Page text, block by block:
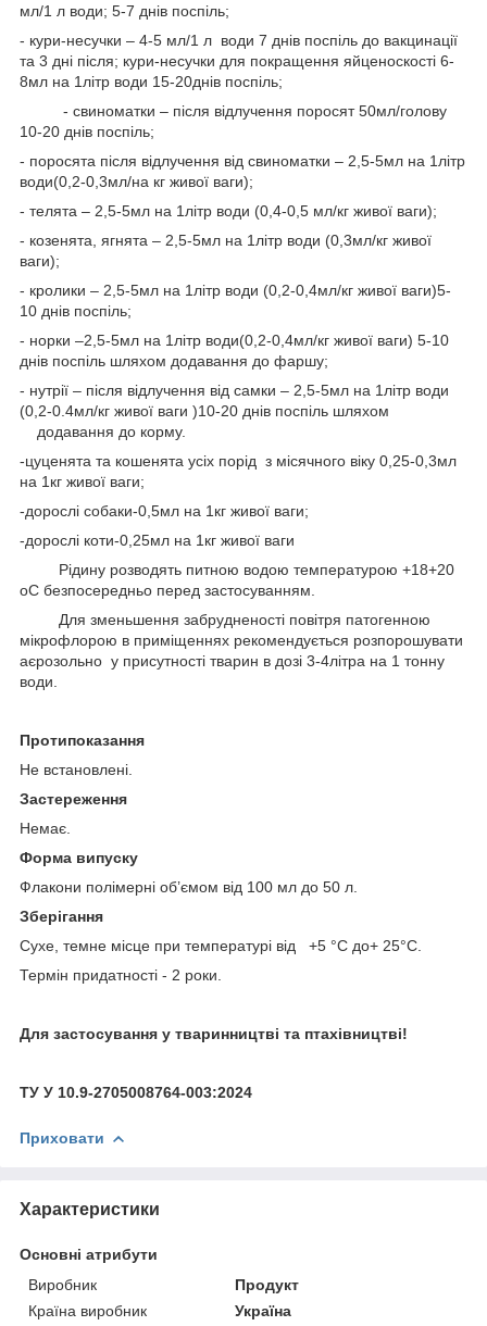
мл/1 л води; 5-7 днів поспіль;
- кури-несучки – 4-5 мл/1 л води 7 днів поспіль до вакцинації
та 3 дні після; кури-несучки для покращення яйценоскості 6-
8мл на 1літр води 15-20днів поспіль;
- свиноматки – після відлучення поросят 50мл/голову
10-20 днів поспіль;
- поросята після відлучення від свиноматки – 2,5-5мл на 1літр
води(0,2-0,3мл/на кг живої ваги);
- телята – 2,5-5мл на 1літр води (0,4-0,5 мл/кг живої ваги);
- козенята, ягнята – 2,5-5мл на 1літр води (0,3мл/кг живої
ваги);
- кролики – 2,5-5мл на 1літр води (0,2-0,4мл/кг живої ваги)5-
10 днів поспіль;
- норки –2,5-5мл на 1літр води(0,2-0,4мл/кг живої ваги) 5-10
днів поспіль шляхом додавання до фаршу;
- нутрії – після відлучення від самки – 2,5-5мл на 1літр води
(0,2-0.4мл/кг живої ваги )10-20 днів поспіль шляхом
додавання до корму.
-цуценята та кошенята усіх порід з місячного віку 0,25-0,3мл
на 1кг живої ваги;
-дорослі собаки-0,5мл на 1кг живої ваги;
-дорослі коти-0,25мл на 1кг живої ваги
Рідину розводять питною водою температурою +18+20
оС безпосередньо перед застосуванням.
Для зменьшення забрудненості повітря патогенною
мікрофлорою в приміщеннях рекомендується розпорошувати
аєрозольно у присутності тварин в дозі 3-4літра на 1 тонну
води.
Протипоказання
Не встановлені.
Застереження
Немає.
Форма випуску
Флакони полімерні об’ємом від 100 мл до 50 л.
Зберігання
Сухе, темне місце при температурі від +5 °С до+ 25°С.
Термін придатності - 2 роки.
Для застосування у тваринництві та птахівництві!
ТУ У 10.9-2705008764-003:2024
Приховати
Характеристики
Основні атрибути
Виробник
Продукт
Країна виробник
Україна